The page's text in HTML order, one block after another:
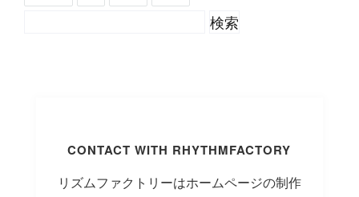
CONTACT WITH RHYTHMFACTORY
リズムファクトリーはホームページの制作